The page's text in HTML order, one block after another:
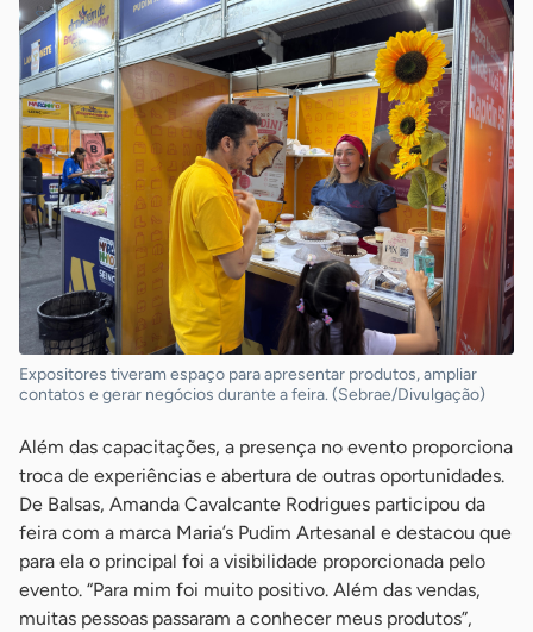
Expositores tiveram espaço para apresentar produtos, ampliar
contatos e gerar negócios durante a feira. (Sebrae/Divulgação)
Além das capacitações, a presença no evento proporciona
troca de experiências e abertura de outras oportunidades.
De Balsas, Amanda Cavalcante Rodrigues participou da
feira com a marca Maria’s Pudim Artesanal e destacou que
para ela o principal foi a visibilidade proporcionada pelo
evento. “Para mim foi muito positivo. Além das vendas,
muitas pessoas passaram a conhecer meus produtos”,